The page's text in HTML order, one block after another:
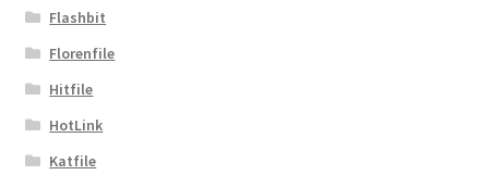
Flashbit
Florenfile
Hitfile
HotLink
Katfile